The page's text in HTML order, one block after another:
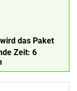
das Paket
Zeit: 6